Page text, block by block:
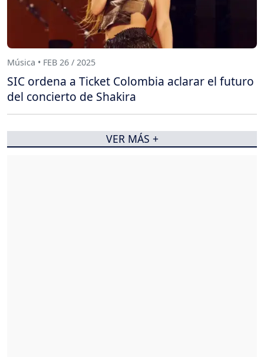
Música • FEB 26 / 2025
SIC ordena a Ticket Colombia aclarar el futuro
del concierto de Shakira
VER MÁS +